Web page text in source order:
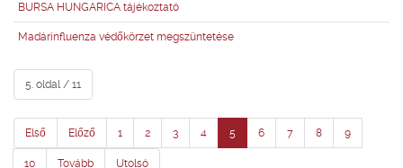
BURSA HUNGARICA tájékoztató
Madárinfluenza védőkörzet megszüntetése
5. oldal / 11
Első Előző 1 2 3 4 5 6 7 8 9
10 Tovább Utolsó